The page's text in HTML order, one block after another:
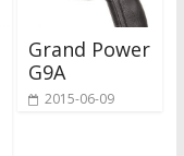
Grand Power
G9A
2015-06-09